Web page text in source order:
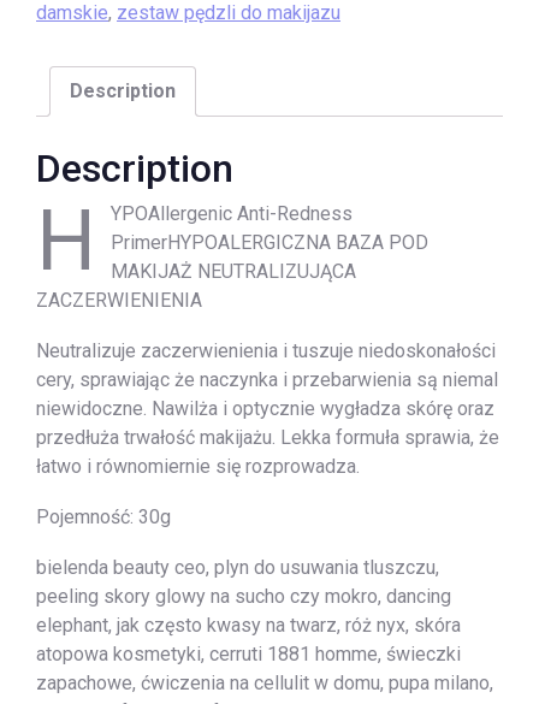
damskie, zestaw pędzli do makijazu
Description
Description
H
YPOAllergenic Anti-Redness
PrimerHYPOALERGICZNA BAZA POD
MAKIJAŻ NEUTRALIZUJĄCA
ZACZERWIENIENIA
Neutralizuje zaczerwienienia i tuszuje niedoskonałości
cery, sprawiając że naczynka i przebarwienia są niemal
niewidoczne. Nawilża i optycznie wygładza skórę oraz
przedłuża trwałość makijażu. Lekka formuła sprawia, że
łatwo i równomiernie się rozprowadza.
Pojemność: 30g
bielenda beauty ceo, plyn do usuwania tluszczu,
peeling skory glowy na sucho czy mokro, dancing
elephant, jak często kwasy na twarz, róż nyx, skóra
atopowa kosmetyki, cerruti 1881 homme, świeczki
zapachowe, ćwiczenia na cellulit w domu, pupa milano,